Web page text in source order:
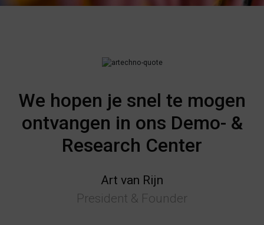
We hopen je snel te mogen
ontvangen in ons Demo- &
Research Center
Art van Rijn
President & Founder